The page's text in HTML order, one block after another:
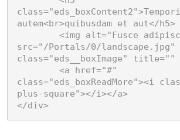
autem<br>quibusdam et aut</h5>
src="/Portals/0/landscape.jpg"
class="eds__boxImage" title=""
class="eds_boxReadMore"><i
plus-square"></i></a>
</div>